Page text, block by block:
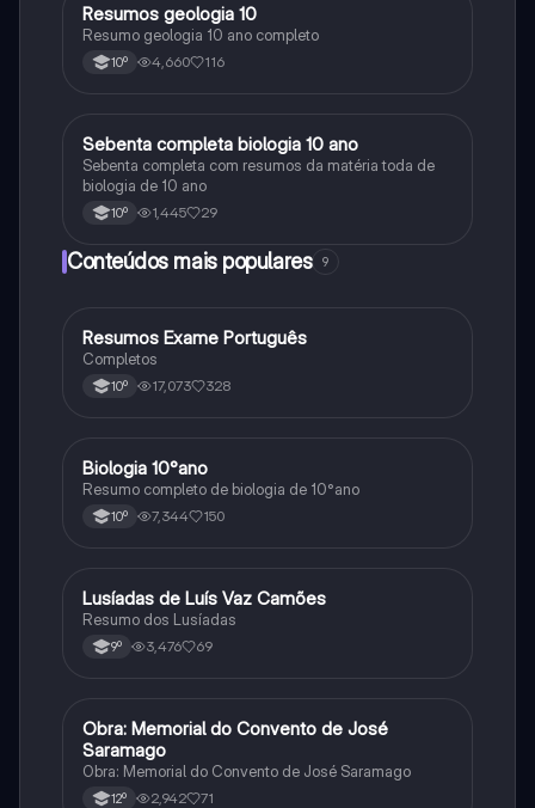
Biologia
Resumos geologia 10
Resumo geologia 10 ano completo
10º 4,660 116
Biologia
Sebenta completa biologia 10 ano
Sebenta completa com resumos da matéria toda de
biologia de 10 ano
10º 1,445 29
Conteúdos mais populares 9
Português
Resumos Exame Português
Completos
10º 17,073 328
Biologia
Biologia 10°ano
Resumo completo de biologia de 10°ano
10º 7,344 150
Português
Lusíadas de Luís Vaz Camões
Resumo dos Lusíadas
9º 3,476 69
Português
Obra: Memorial do Convento de José
Saramago
Obra: Memorial do Convento de José Saramago
12º 2,942 71